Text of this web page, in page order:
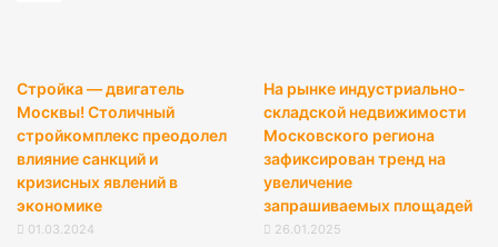
Стройка — двигатель
Москвы! Столичный
стройкомплекс преодолел
влияние санкций и
кризисных явлений в
экономике
01.03.2024
На рынке индустриально-
складской недвижимости
Московского региона
зафиксирован тренд на
увеличение
запрашиваемых площадей
26.01.2025